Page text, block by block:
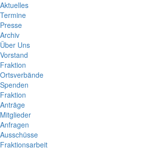
Aktuelles
Termine
Presse
Archiv
Über Uns
Vorstand
Fraktion
Ortsverbände
Spenden
Fraktion
Anträge
Mitglieder
Anfragen
Ausschüsse
Fraktionsarbeit